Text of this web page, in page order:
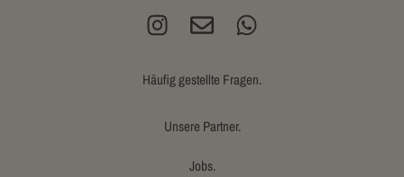
Häufig gestellte Fragen.
Unsere Partner.
Jobs.